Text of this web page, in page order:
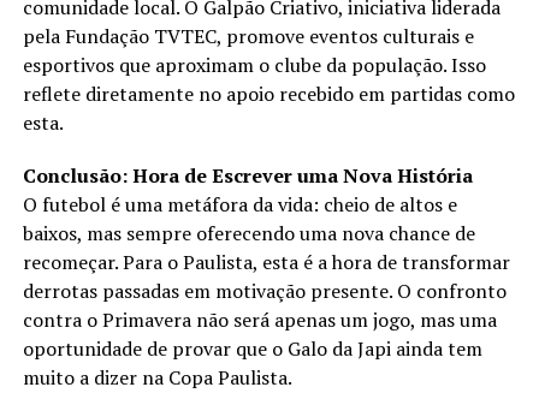
comunidade local. O Galpão Criativo, iniciativa liderada
pela Fundação TVTEC, promove eventos culturais e
esportivos que aproximam o clube da população. Isso
reflete diretamente no apoio recebido em partidas como
esta.
Conclusão: Hora de Escrever uma Nova História
O futebol é uma metáfora da vida: cheio de altos e
baixos, mas sempre oferecendo uma nova chance de
recomeçar. Para o Paulista, esta é a hora de transformar
derrotas passadas em motivação presente. O confronto
contra o Primavera não será apenas um jogo, mas uma
oportunidade de provar que o Galo da Japi ainda tem
muito a dizer na Copa Paulista.